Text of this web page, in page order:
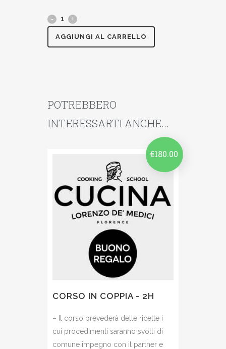
AGGIUNGI AL CARRELLO
POTREBBERO
INTERESSARTI ANCHE...
€180.00
CORSO IN COPPIA - 2H
– Il corso prevederà delle ricette i
cui procedimenti saranno svolti di
comune impegno con il partner e